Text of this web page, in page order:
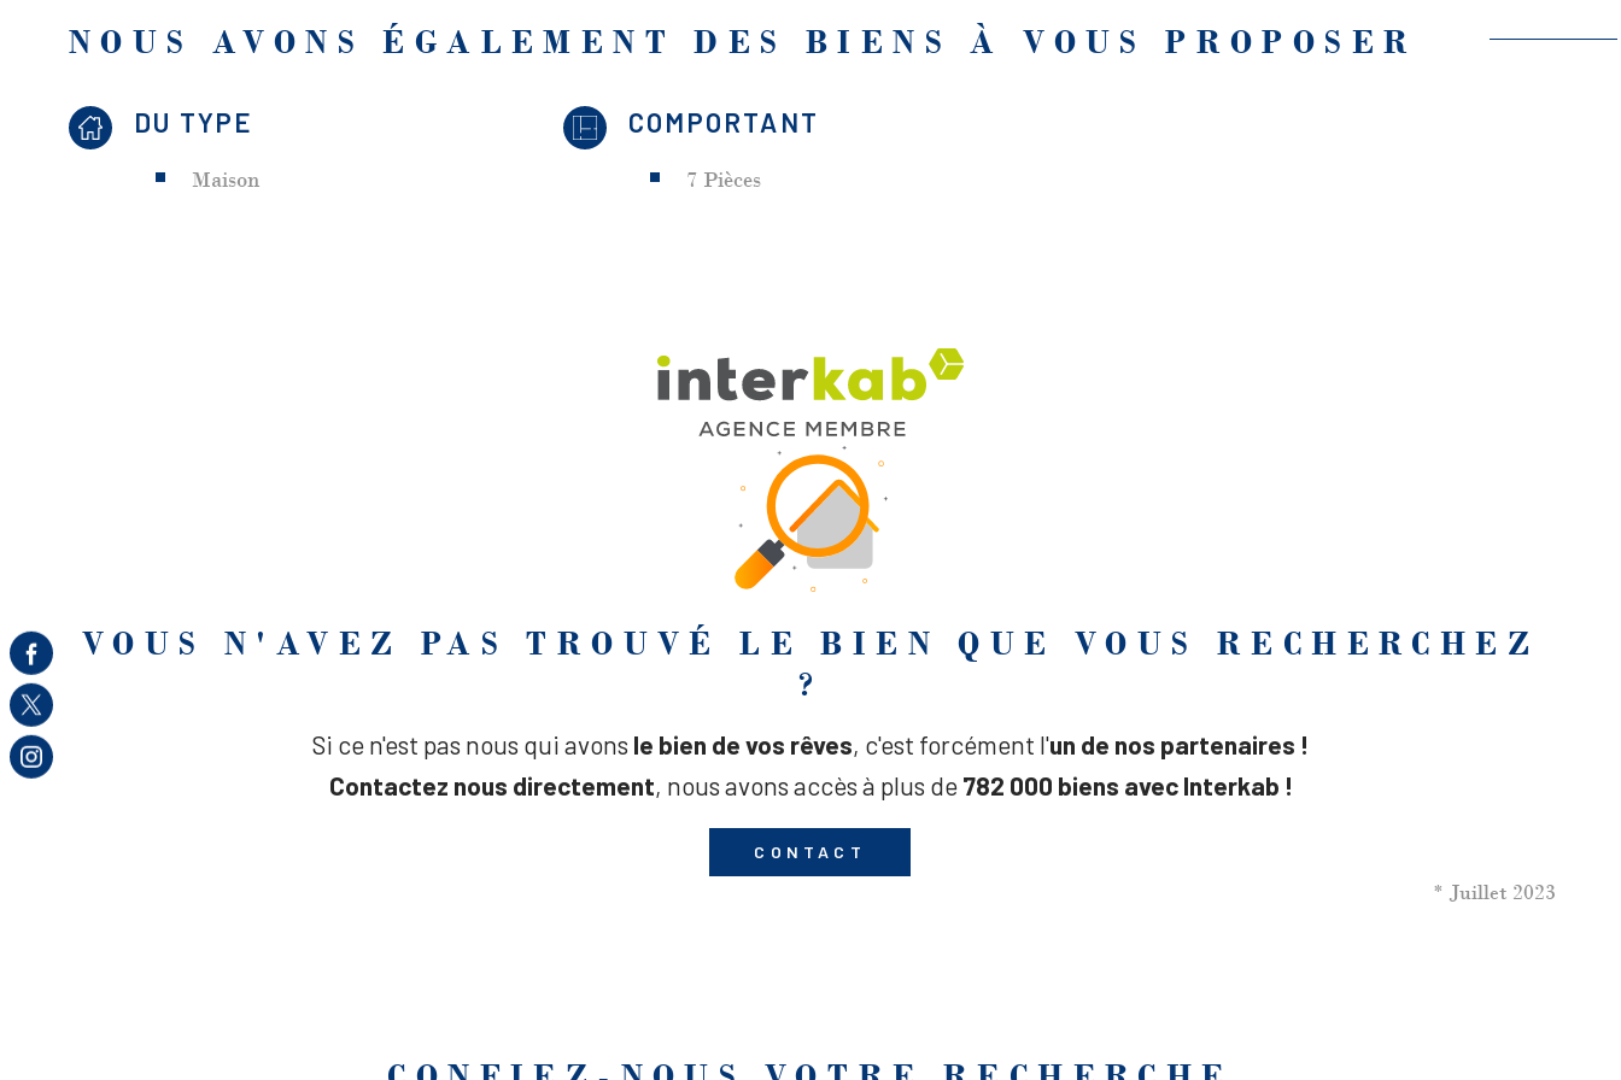
NOUS AVONS ÉGALEMENT DES BIENS À VOUS PROPOSER
DU TYPE
Maison
COMPORTANT
7 Pièces
VOUS N'AVEZ PAS TROUVÉ LE BIEN QUE VOUS RECHERCHEZ
?
Si ce n'est pas nous qui avons le bien de vos rêves, c'est forcément l'un de nos partenaires !
Contactez nous directement, nous avons accès à plus de 782 000 biens avec Interkab !
CONTACT
* Juillet 2023